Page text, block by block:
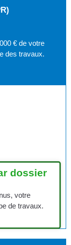
dossier
votre
de travaux.
€ de votre
des travaux.